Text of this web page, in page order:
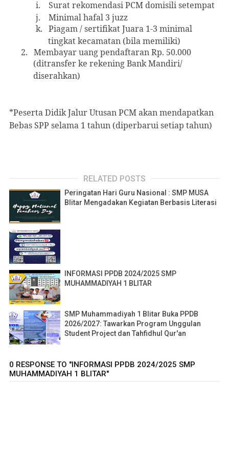
i.
Surat rekomendasi PCM domisili setempat
j.
Minimal hafal 3 juzz
k. Piagam / sertifikat Juara 1-3 minimal
tingkat kecamatan (bila memiliki)
2.
Membayar uang pendaftaran Rp. 50.000
(ditransfer ke rekening Bank Mandiri/
diserahkan)
*Peserta Didik Jalur Utusan PCM akan mendapatkan
Bebas SPP selama 1 tahun (diperbarui setiap tahun)
RELATED POSTS
Peringatan Hari Guru Nasional : SMP MUSA
Blitar Mengadakan Kegiatan Berbasis Literasi
INFORMASI PPDB 2024/2025 SMP
MUHAMMADIYAH 1 BLITAR
SMP Muhammadiyah 1 Blitar Buka PPDB
2026/2027: Tawarkan Program Unggulan
Student Project dan Tahfidhul Qur'an
0 RESPONSE TO "INFORMASI PPDB 2024/2025 SMP
MUHAMMADIYAH 1 BLITAR"